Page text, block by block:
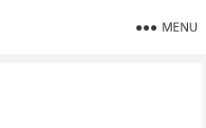
MENU